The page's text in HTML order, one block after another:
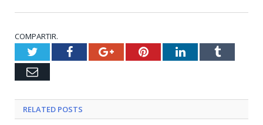
COMPARTIR.
TwitterFacebookGoogle+PinterestLinkedInTumblr
Email
RELATED POSTS